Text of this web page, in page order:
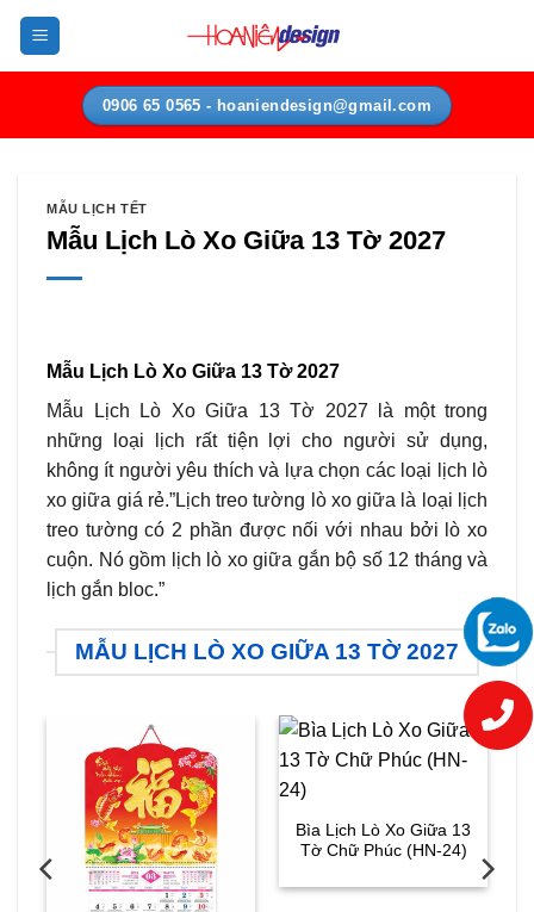
Bỏ
nội
0906 65 0565 - hoaniendesign@gmail.com
MẪU LỊCH TẾT
Mẫu Lịch Lò Xo Giữa 13 Tờ 2027
Mẫu Lịch Lò Xo Giữa 13 Tờ 2027
Mẫu Lịch Lò Xo Giữa 13 Tờ 2027 là một trong
những loại lịch rất tiện lợi cho người sử dụng,
không ít người yêu thích và lựa chọn các loại lịch lò
xo giữa giá rẻ.”Lịch treo tường lò xo giữa là loại lịch
treo tường có 2 phần được nối với nhau bởi lò xo
cuộn. Nó gồm lịch lò xo giữa gắn bộ số 12 tháng và
lịch gắn bloc.”
MẪU LỊCH LÒ XO GIỮA 13 TỜ 2027
Bìa Lịch Lò Xo Giữa 13
Tờ Chữ Phúc (HN-24)